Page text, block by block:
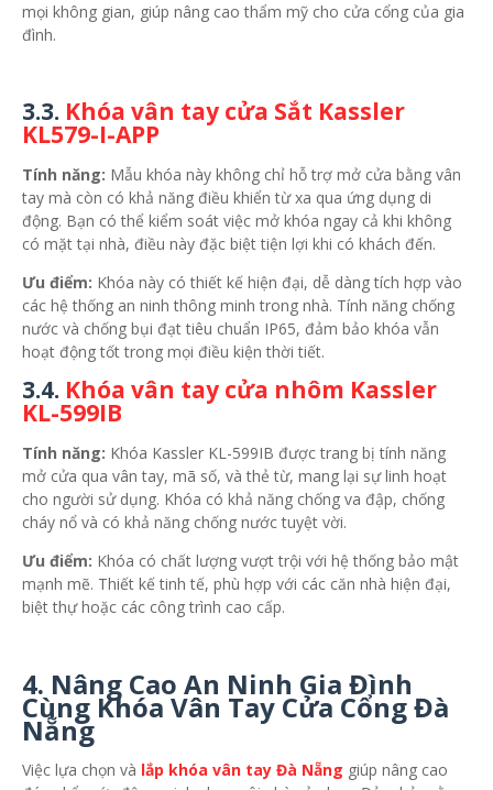
mọi không gian, giúp nâng cao thẩm mỹ cho cửa cổng của gia
đình.
3.3. Khóa vân tay cửa Sắt Kassler
KL579-I-APP
Tính năng: Mẫu khóa này không chỉ hỗ trợ mở cửa bằng vân
tay mà còn có khả năng điều khiển từ xa qua ứng dụng di
động. Bạn có thể kiểm soát việc mở khóa ngay cả khi không
có mặt tại nhà, điều này đặc biệt tiện lợi khi có khách đến.
Ưu điểm: Khóa này có thiết kế hiện đại, dễ dàng tích hợp vào
các hệ thống an ninh thông minh trong nhà. Tính năng chống
nước và chống bụi đạt tiêu chuẩn IP65, đảm bảo khóa vẫn
hoạt động tốt trong mọi điều kiện thời tiết.
3.4. Khóa vân tay cửa nhôm Kassler
KL-599IB
Tính năng: Khóa Kassler KL-599IB được trang bị tính năng
mở cửa qua vân tay, mã số, và thẻ từ, mang lại sự linh hoạt
cho người sử dụng. Khóa có khả năng chống va đập, chống
cháy nổ và có khả năng chống nước tuyệt vời.
Ưu điểm: Khóa có chất lượng vượt trội với hệ thống bảo mật
mạnh mẽ. Thiết kế tinh tế, phù hợp với các căn nhà hiện đại,
biệt thự hoặc các công trình cao cấp.
4. Nâng Cao An Ninh Gia Đình
Cùng Khóa Vân Tay Cửa Cổng Đà
Nẵng
Việc lựa chọn và lắp khóa vân tay Đà Nẵng giúp nâng cao